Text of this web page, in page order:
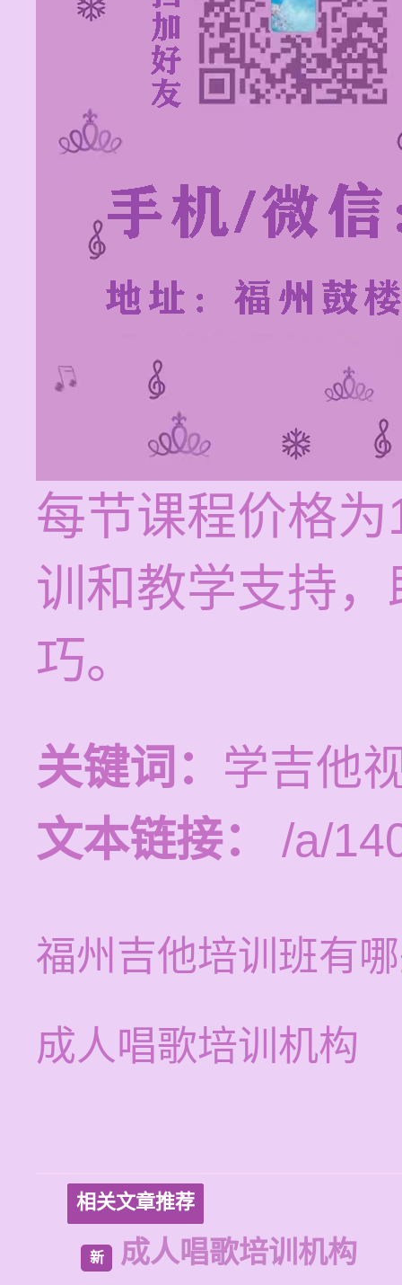
每节课程价格
训和教学支持
巧。
关键词： 学吉他
文本链接：
/a/
福州吉他培训班有
成人唱歌培训机构
相关文章推荐
新 成人唱歌培训机构